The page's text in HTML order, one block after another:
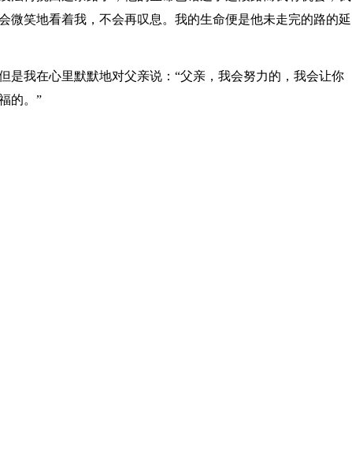
微笑地看着我，不会再叹息。我的生命便是他未走完的路的延
是我在心里默默地对父亲说：“父亲，我会努力的，我会让你
的。”